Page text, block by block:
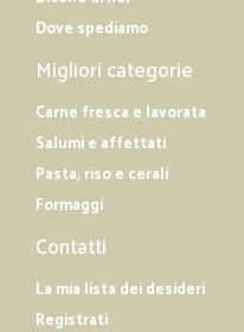
Dove spediamo
Migliori categorie
Carne fresca e lavorata
Salumi e affettati
Pasta, riso e cerali
Formaggi
Contatti
La mia lista dei desideri
Registrati